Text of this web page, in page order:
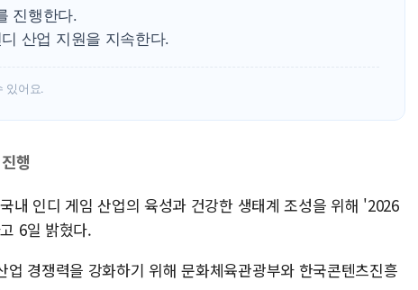
KCC, 실적은 주춤했
정점식 "사관학교 통
장동혁 "李대통령 재
日, 아키타에 일본 최
[종합] 李대통령 "취약
진행한다.
산업 지원을 지속한다.
있어요.
행
내 인디 게임 산업의 육성과 건강한 생태계 조성을 위해 '2026
6일 밝혔다.
경쟁력을 강화하기 위해 문화체육관광부와 한국콘텐츠진흥